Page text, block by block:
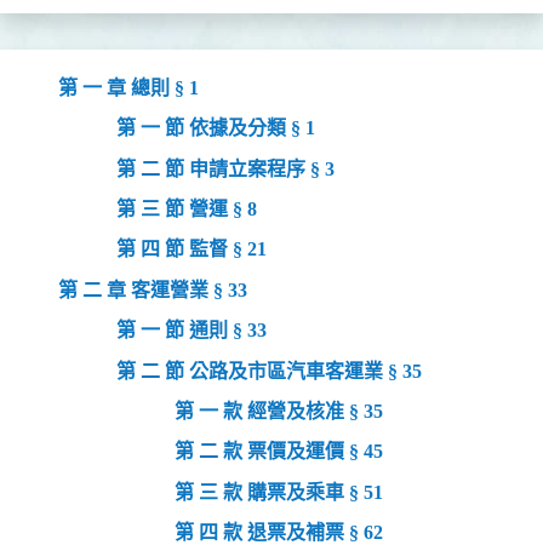
第 一 章 總則 § 1
第 一 節 依據及分類 § 1
第 二 節 申請立案程序 § 3
第 三 節 營運 § 8
第 四 節 監督 § 21
第 二 章 客運營業 § 33
第 一 節 通則 § 33
第 二 節 公路及市區汽車客運業 § 35
第 一 款 經營及核准 § 35
第 二 款 票價及運價 § 45
第 三 款 購票及乘車 § 51
第 四 款 退票及補票 § 62